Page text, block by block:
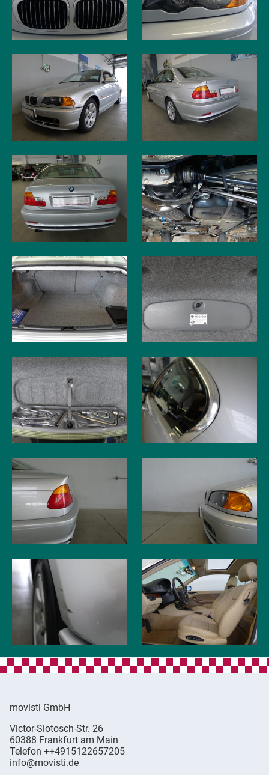
movisti GmbH
classic
automobiles
Victor-Slotosch-Str. 26
60388 Frankfurt am Main
Germany
Telefon ++4915122657205
info@movisti.de